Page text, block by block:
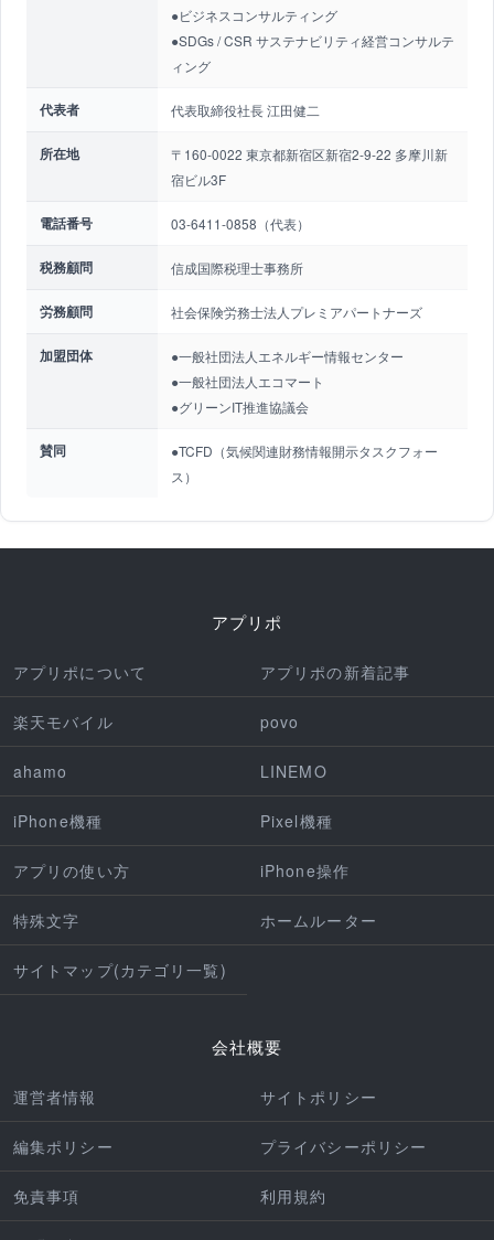
●ビジネスコンサルティング
●SDGs / CSR サステナビリティ経営コンサルテ
ィング
代表者 代表取締役社長 江田健二
所在地
〒160-0022 東京都新宿区新宿2-9-22 多摩川新
宿ビル3F
電話番号 03-6411-0858（代表）
税務顧問 信成国際税理士事務所
労務顧問 社会保険労務士法人プレミアパートナーズ
加盟団体
●一般社団法人エネルギー情報センター
●一般社団法人エコマート
●グリーンIT推進協議会
賛同
●TCFD（気候関連財務情報開示タスクフォー
ス）
アプリポ
アプリポについて アプリポの新着記事
楽天モバイル povo
ahamo LINEMO
iPhone機種 Pixel機種
アプリの使い方 iPhone操作
特殊文字 ホームルーター
サイトマップ(カテゴリ一覧)
会社概要
運営者情報 サイトポリシー
編集ポリシー プライバシーポリシー
免責事項 利用規約